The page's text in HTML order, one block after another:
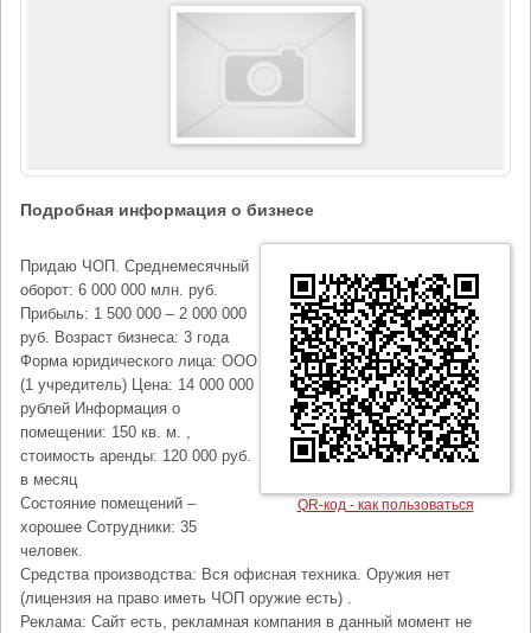
Подробная информация о бизнесе
QR-код - как пользоваться
Придаю ЧОП. Среднемесячный
оборот: 6 000 000 млн. руб.
Прибыль: 1 500 000 – 2 000 000
руб. Возраст бизнеса: 3 года
Форма юридического лица: ООО
(1 учредитель) Цена: 14 000 000
рублей Информация о
помещении: 150 кв. м. ,
стоимость аренды: 120 000 руб.
в месяц
Состояние помещений –
хорошее Сотрудники: 35
человек.
Средства производства: Вся офисная техника. Оружия нет
(лицензия на право иметь ЧОП оружие есть) .
Реклама: Сайт есть, рекламная компания в данный момент не